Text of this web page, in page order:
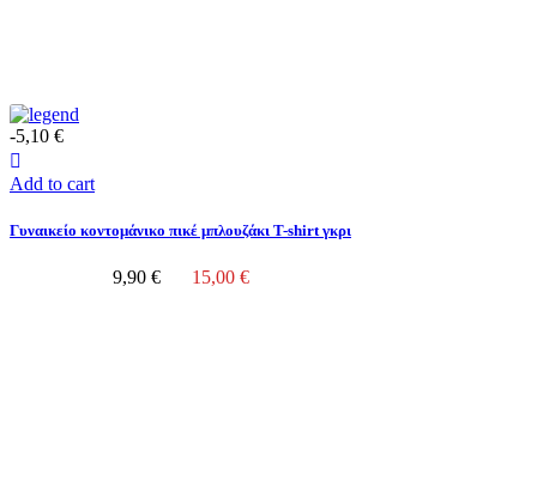
-5,10 €
Add to cart
Γυναικείο κοντομάνικο πικέ μπλουζάκι T-shirt γκρι
9,90 € 15,00 €